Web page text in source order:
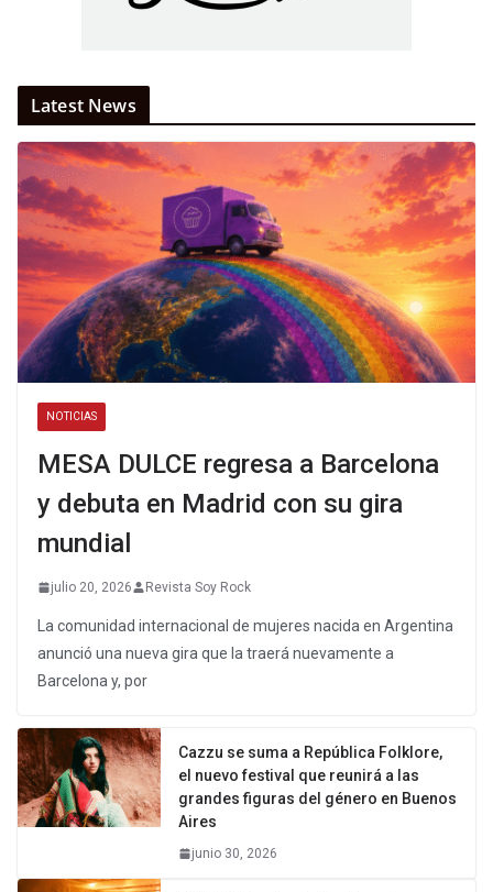
Latest News
NOTICIAS
MESA DULCE regresa a Barcelona
y debuta en Madrid con su gira
mundial
julio 20, 2026 Revista Soy Rock
La comunidad internacional de mujeres nacida en Argentina
anunció una nueva gira que la traerá nuevamente a
Barcelona y, por
Cazzu se suma a República Folklore,
el nuevo festival que reunirá a las
grandes figuras del género en Buenos
Aires
junio 30, 2026